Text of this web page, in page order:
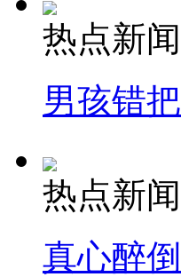
纽约上演“枕头大战”
司机酒驾遇交警 急速
热点新闻
男孩错
热点新闻
真心醉